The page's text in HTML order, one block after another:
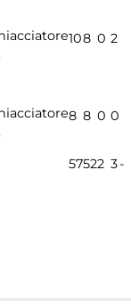
108 0 2
8 8 0 0
57522 3-